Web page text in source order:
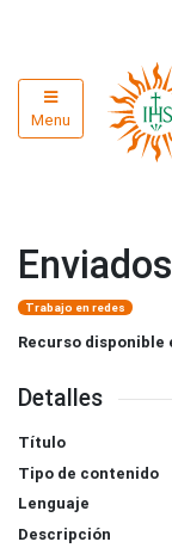
Menu
Trabajo en redes
Recurso disponible
Detalles
Título
Tipo de contenido
Lenguaje
Descripción